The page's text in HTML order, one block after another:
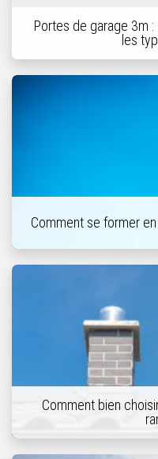
Portes de garage 3m
les
Comment se former
Comment bien